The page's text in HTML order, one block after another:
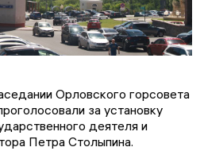
Орловского горсовета
за установку
деятеля и
Петра Столыпина.